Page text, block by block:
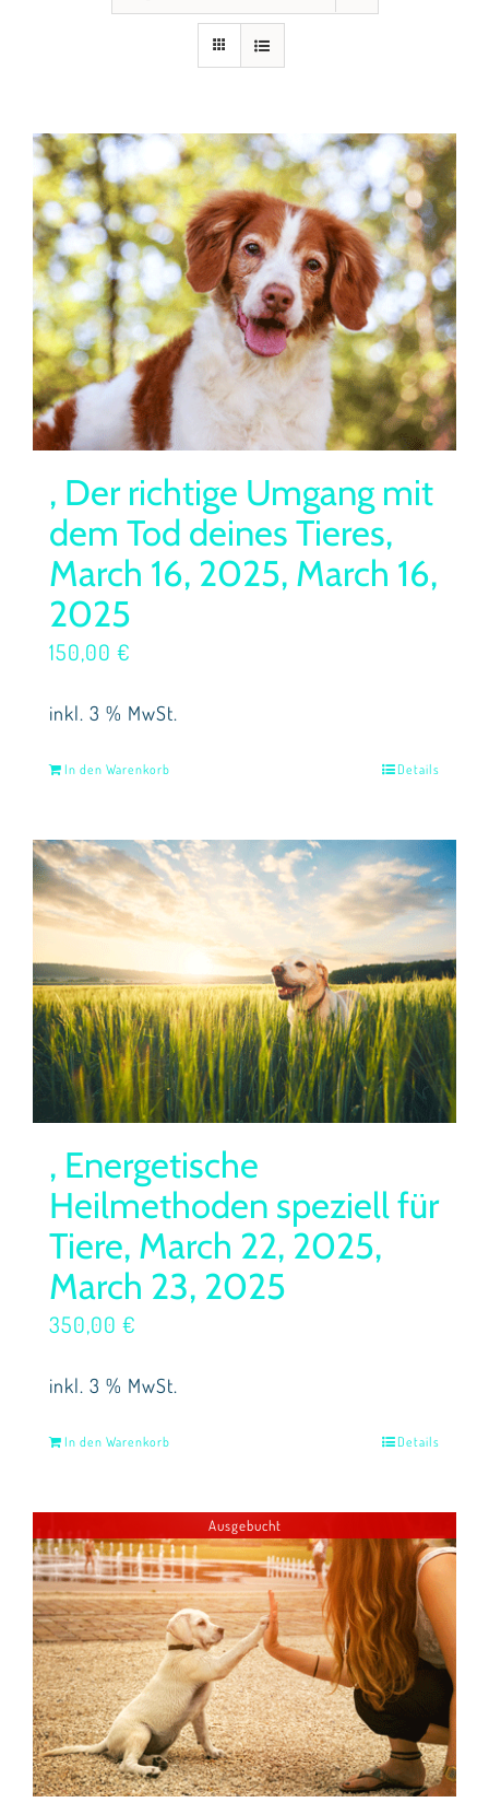
Aufzeichnungen
Kontakt
Warenkorb
Mein Konto
, Der richtige Umgang mit
dem Tod deines Tieres,
March 16, 2025, March 16,
2025
150,00 €
inkl. 3 % MwSt.
In den Warenkorb Details
, Energetische
Heilmethoden speziell für
Tiere, March 22, 2025,
March 23, 2025
350,00 €
inkl. 3 % MwSt.
In den Warenkorb Details
Ausgebucht